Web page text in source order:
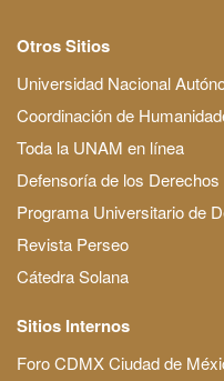
Otros Sitios
Universidad Nacional
Coordinación de
Toda la UNAM en línea
Defensoría de los
Programa Universitario de
Revista Perseo
Cátedra Solana
Sitios Internos
Foro CDMX Ciudad de